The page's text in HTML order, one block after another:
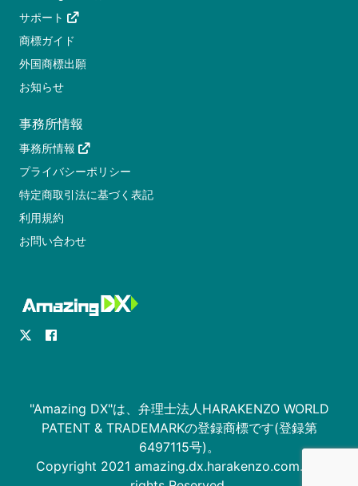
サポート
商標ガイド
外国商標出願
お知らせ
事務所情報
事務所情報
プライバシーポリシー
特定商取引法に基づく表記
利用規約
お問い合わせ
"Amazing DX"は、弁理士法人HARAKENZO WORLD
PATENT & TRADEMARKの登録商標です(登録第
6497115号)。
Copyright 2021 amazing.dx.harakenzo.com. All